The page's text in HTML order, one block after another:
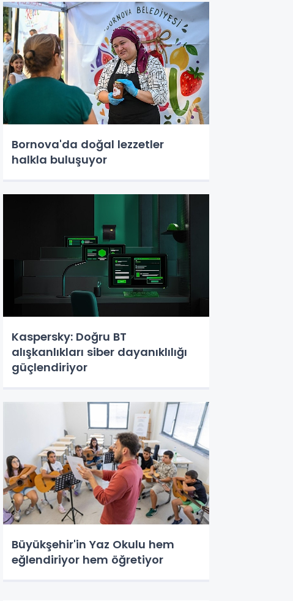
Bornova'da doğal lezzetler
halkla buluşuyor
Kaspersky: Doğru BT
alışkanlıkları siber dayanıklılığı
güçlendiriyor
Büyükşehir'in Yaz Okulu hem
eğlendiriyor hem öğretiyor